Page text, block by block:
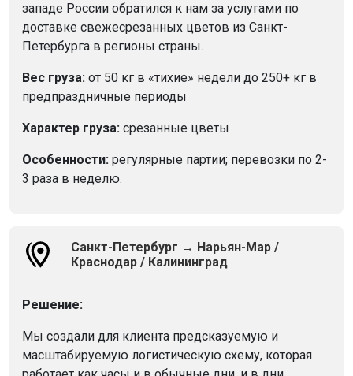
западе России обратился к нам за услугами по
доставке свежесрезанных цветов из Санкт-
Петербурга в регионы страны.
Вес груза: от 50 кг в «тихие» недели до 250+ кг в
предпраздничные периоды
Характер груза: срезанные цветы
Особенности: регулярные партии; перевозки по 2-
3 раза в неделю.
Санкт-Петербург → Нарьян-Мар /
Краснодар / Калининград
Решение:
Мы создали для клиента предсказуемую и
масштабируемую логистическую схему, которая